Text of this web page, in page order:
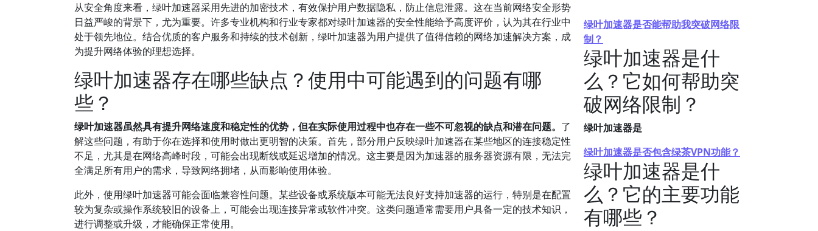
从安全角度来看，绿叶加速器采用先进的加密技术，有效保护用户数据隐私，防止信息泄露。这在当前网络安全形势
日益严峻的背景下，尤为重要。许多专业机构和行业专家都对绿叶加速器的安全性能给予高度评价，认为其在行业中
处于领先地位。结合优质的客户服务和持续的技术创新，绿叶加速器为用户提供了值得信赖的网络加速解决方案，成
为提升网络体验的理想选择。
绿叶加速器存在哪些缺点？使用中可能遇到的问题有哪
些？
绿叶加速器虽然具有提升网络速度和稳定性的优势，但在实际使用过程中也存在一些不可忽视的缺点和潜在问题。 了
解这些问题，有助于你在选择和使用时做出更明智的决策。首先，部分用户反映绿叶加速器在某些地区的连接稳定性
不足，尤其是在网络高峰时段，可能会出现断线或延迟增加的情况。这主要是因为加速器的服务器资源有限，无法完
全满足所有用户的需求，导致网络拥堵，从而影响使用体验。
此外，使用绿叶加速器可能会面临兼容性问题。某些设备或系统版本可能无法良好支持加速器的运行，特别是在配置
较为复杂或操作系统较旧的设备上，可能会出现连接异常或软件冲突。这类问题通常需要用户具备一定的技术知识，
进行调整或升级，才能确保正常使用。
绿叶加速器是否能帮助我突破网络限
制？
绿叶加速器是什
么？它如何帮助突
破网络限制？
绿叶加速器是
绿叶加速器是否包含绿茶VPN功能？
绿叶加速器是什
么？它的主要功能
有哪些？